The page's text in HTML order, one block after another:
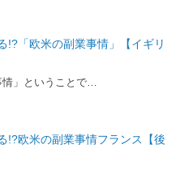
!?「欧米の副業事情」【イギリ
情」ということで…
!?欧米の副業事情フランス【後